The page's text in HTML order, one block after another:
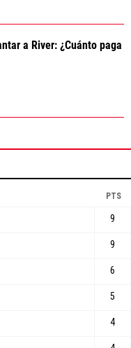
a River: ¿Cuánto paga